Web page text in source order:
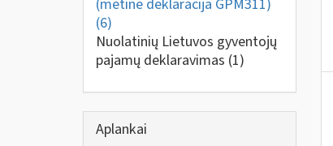
(metinė deklaracija GPM311)
(6)
Nuolatinių Lietuvos gyventojų
pajamų deklaravimas (1)
Aplankai